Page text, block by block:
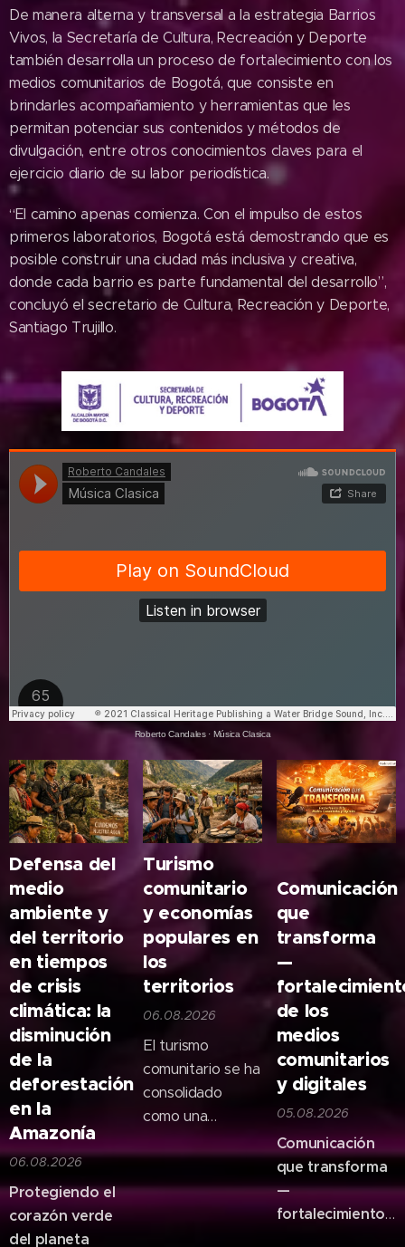
De manera alterna y transversal a la estrategia Barrios
Vivos, la Secretaría de Cultura, Recreación y Deporte
también desarrolla un proceso de fortalecimiento con los
medios comunitarios de Bogotá, que consiste en
brindarles acompañamiento y herramientas que les
permitan potenciar sus contenidos y métodos de
divulgación, entre otros conocimientos claves para el
ejercicio diario de su labor periodística.
“El camino apenas comienza. Con el impulso de estos
primeros laboratorios, Bogotá está demostrando que es
posible construir una ciudad más inclusiva y creativa,
donde cada barrio es parte fundamental del desarrollo”,
concluyó el secretario de Cultura, Recreación y Deporte,
Santiago Trujillo.
Roberto Candales· Música Clasica
Defensa del
medio
ambiente y
del territorio
en tiempos
de crisis
climática: la
disminución
de la
deforestación
en la
Amazonía
06.08.2026
Protegiendo el
corazón verde
del planeta
Turismo
comunitario
y economías
populares en
los
territorios
06.08.2026
El turismo
comunitario se ha
consolidado
como una
identidad cultural
Comunicación
que
transforma
—
de los
medios
comunitarios
y digitales
05.08.2026
Comunicación
que transforma
—
fortalecimiento